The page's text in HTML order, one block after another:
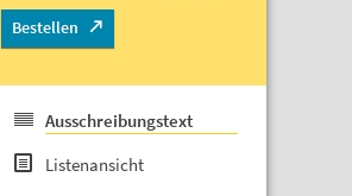
Bestellen
Ausschreibungstext
Listenansicht